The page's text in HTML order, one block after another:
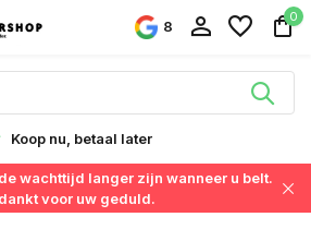
8
0
levering in Nederland & België
wachttijd langer zijn wanneer u belt.
voor uw geduld.